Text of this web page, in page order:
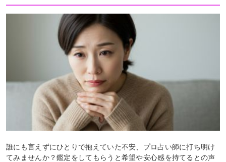
誰にも言えずにひとりで抱えていた不安、プロ占い師に打ち明け
てみませんか？鑑定をしてもらうと希望や安心感を持てるとの声